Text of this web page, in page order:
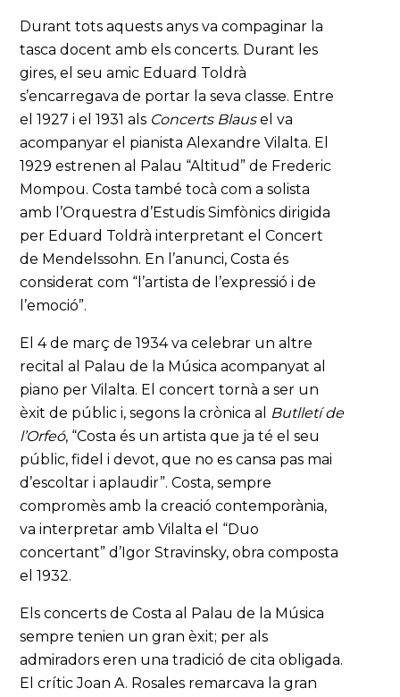
Durant tots aquests anys va compaginar la
tasca docent amb els concerts. Durant les
gires, el seu amic Eduard Toldrà
s’encarregava de portar la seva classe. Entre
el 1927 i el 1931 als Concerts Blausel va
acompanyar el pianista Alexandre Vilalta. El
1929 estrenen al Palau “Altitud” de Frederic
Mompou. Costa també tocà com a solista
amb l’Orquestra d’Estudis Simfònics dirigida
per Eduard Toldrà interpretant el Concert
de Mendelssohn. En l’anunci, Costa és
considerat com “l’artista de l’expressió i de
l’emoció”.
El 4 de març de 1934 va celebrar un altre
recital al Palau de la Música acompanyat al
piano per Vilalta. El concert tornà a ser un
èxit de públic i, segons la crònica al Butlletí de
l’Orfeó, “Costa és un artista que ja té el seu
públic, fidel i devot, que no es cansa pas mai
d’escoltar i aplaudir”. Costa, sempre
compromès amb la creació contemporània,
va interpretar amb Vilalta el “Duo
concertant” d’Igor Stravinsky, obra composta
el 1932.
Els concerts de Costa al Palau de la Música
sempre tenien un gran èxit; per als
admiradors eren una tradició de cita obligada.
El crític Joan A. Rosales remarcava la gran